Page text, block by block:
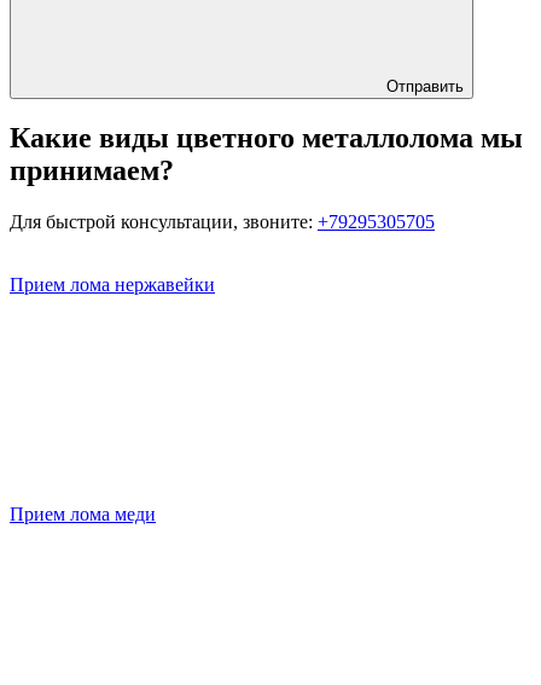
Отправить
Какие виды цветного металлолома мы
принимаем?
Для быстрой консультации, звоните: +79295305705
Прием лома нержавейки
Прием лома меди